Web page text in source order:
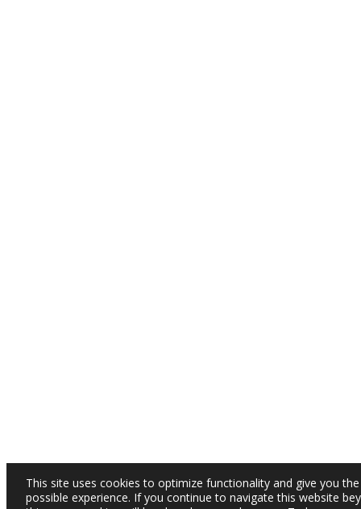
This site uses cookies to optimize functionality and give you
possible experience. If you continue to navigate this website